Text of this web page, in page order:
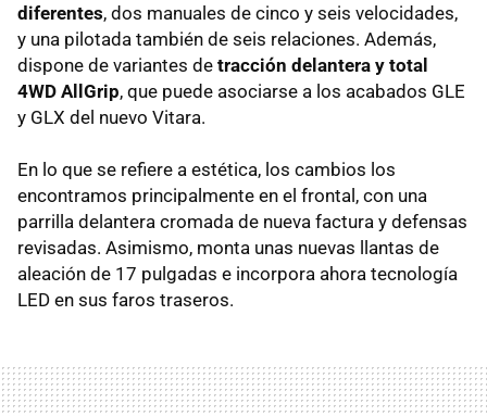
diferentes, dos manuales de cinco y seis velocidades,
y una pilotada también de seis relaciones. Además,
dispone de variantes de tracción delantera y total
4WD AllGrip, que puede asociarse a los acabados GLE
y GLX del nuevo Vitara.
En lo que se refiere a estética, los cambios los
encontramos principalmente en el frontal, con una
parrilla delantera cromada de nueva factura y defensas
revisadas. Asimismo, monta unas nuevas llantas de
aleación de 17 pulgadas e incorpora ahora tecnología
LED en sus faros traseros.